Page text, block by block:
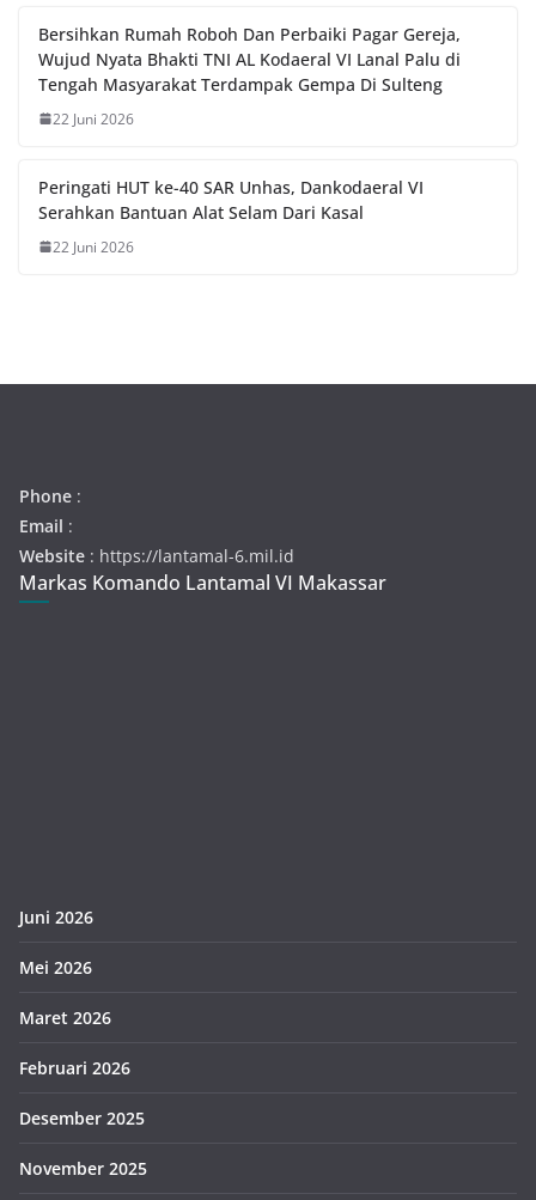
Bersihkan Rumah Roboh Dan Perbaiki Pagar Gereja,
Wujud Nyata Bhakti TNI AL Kodaeral VI Lanal Palu di
Tengah Masyarakat Terdampak Gempa Di Sulteng
22 Juni 2026
Peringati HUT ke-40 SAR Unhas, Dankodaeral VI
Serahkan Bantuan Alat Selam Dari Kasal
22 Juni 2026
Phone :
Email :
Website : https://lantamal-6.mil.id
Markas Komando Lantamal VI Makassar
Juni 2026
Mei 2026
Maret 2026
Februari 2026
Desember 2025
November 2025